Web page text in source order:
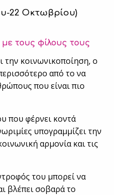
22 Οκτωβρίου)
με τους φίλους τους
κοινωνικοποίηση, ο
από το να
που είναι πιο
που φέρνει κοντά
υπογραμμίζει την
αρμονία και τις
του μπορεί να
βλέπει σοβαρά το